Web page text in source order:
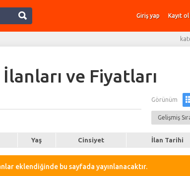
Giriş yap Kayıt ol
ve Fiyatları
Görünüm
Yaş Cinsiyet İlan Tarihi
eklendiğinde bu sayfada yayınlanacaktır.